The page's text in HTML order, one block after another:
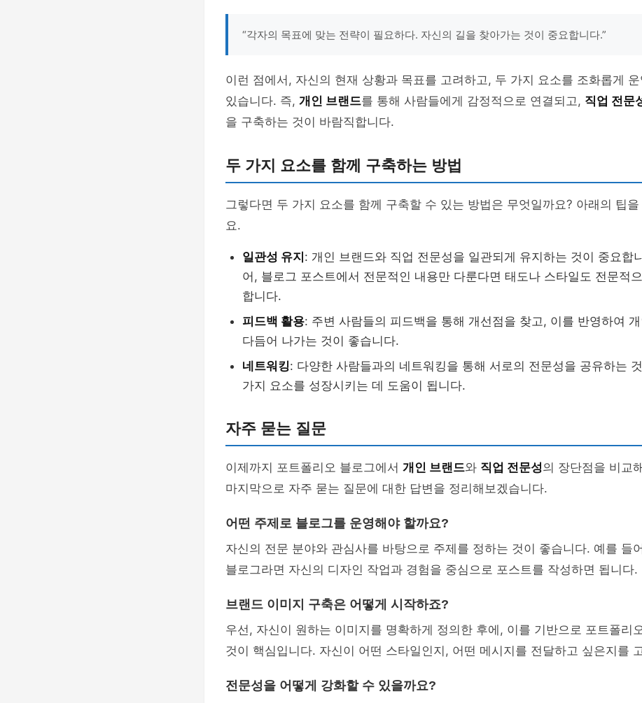
“각자의 목표에 맞는 전략이 필요하다. 자신의 길을 찾아가는 것이 중요합니다.”
이런 점에서, 자신의 현재 상황과 목표를 고려하고, 두 가지 요소를 조화롭게
있습니다. 즉, 개인 브랜드를 통해 사람들에게 감정적으로 연결되고, 직업 전문
을 구축하는 것이 바람직합니다.
두 가지 요소를 함께 구축하는 방법
그렇다면 두 가지 요소를 함께 구축할 수 있는 방법은 무엇일까요? 아래의 팁을
요.
일관성 유지 : 개인 브랜드와 직업 전문성을 일관되게 유지하는 것이 중요합
어, 블로그 포스트에서 전문적인 내용만 다룬다면 태도나 스타일도 전문적
합니다.
피드백 활용: 주변 사람들의 피드백을 통해 개선점을 찾고, 이를 반영하여
다듬어 나가는 것이 좋습니다.
네트워킹: 다양한 사람들과의 네트워킹을 통해 서로의 전문성을 공유하는
가지 요소를 성장시키는 데 도움이 됩니다.
자주 묻는 질문
이제까지 포트폴리오 블로그에서 개인 브랜드와 직업 전문성의 장단점을 비교
마지막으로 자주 묻는 질문에 대한 답변을 정리해보겠습니다.
어떤 주제로 블로그를 운영해야 할까요?
자신의 전문 분야와 관심사를 바탕으로 주제를 정하는 것이 좋습니다. 예를 들
블로그라면 자신의 디자인 작업과 경험을 중심으로 포스트를 작성하면 됩니다.
브랜드 이미지 구축은 어떻게 시작하죠?
우선, 자신이 원하는 이미지를 명확하게 정의한 후에, 이를 기반으로 포트폴리
것이 핵심입니다. 자신이 어떤 스타일인지, 어떤 메시지를 전달하고 싶은지를
전문성을 어떻게 강화할 수 있을까요?